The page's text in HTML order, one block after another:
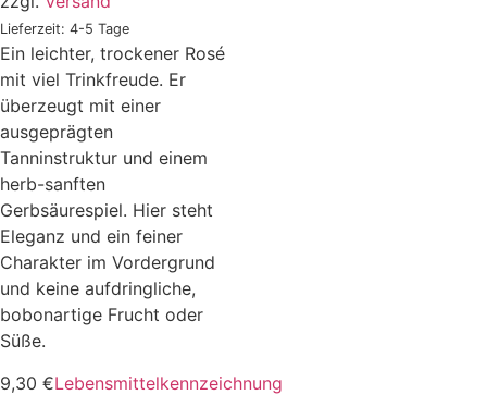
Lieferzeit: 4-5 Tage
Ein leichter, trockener Rosé
mit viel Trinkfreude. Er
überzeugt mit einer
ausgeprägten
Tanninstruktur und einem
herb-sanften
Gerbsäurespiel. Hier steht
Eleganz und ein feiner
Charakter im Vordergrund
und keine aufdringliche,
bobonartige Frucht oder
Süße.
9,30 €Lebensmittelkennzeichnung